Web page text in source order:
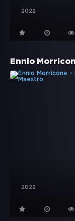
2022
2022